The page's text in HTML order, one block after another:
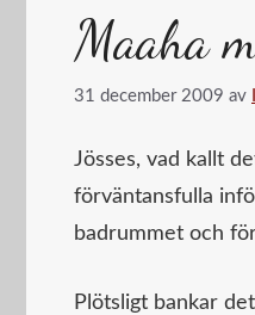
Maaha
31 december 2009 av
Jösses, vad kallt
förväntansfulla
badrummet och
Plötsligt bankar